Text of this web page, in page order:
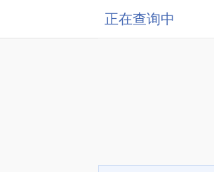
正在查询中